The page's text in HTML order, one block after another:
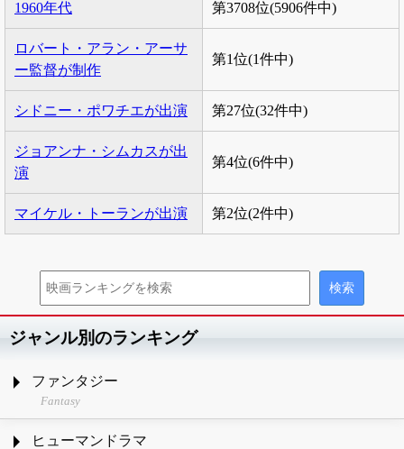
1960年代 第3708位(5906件中)
ロバート・アラン・アーサ
ー監督が制作
第1位(1件中)
シドニー・ポワチエが出演 第27位(32件中)
ジョアンナ・シムカスが出
演
第4位(6件中)
マイケル・トーランが出演 第2位(2件中)
ジャンル別のランキング
ファンタジー
Fantasy
ヒューマンドラマ